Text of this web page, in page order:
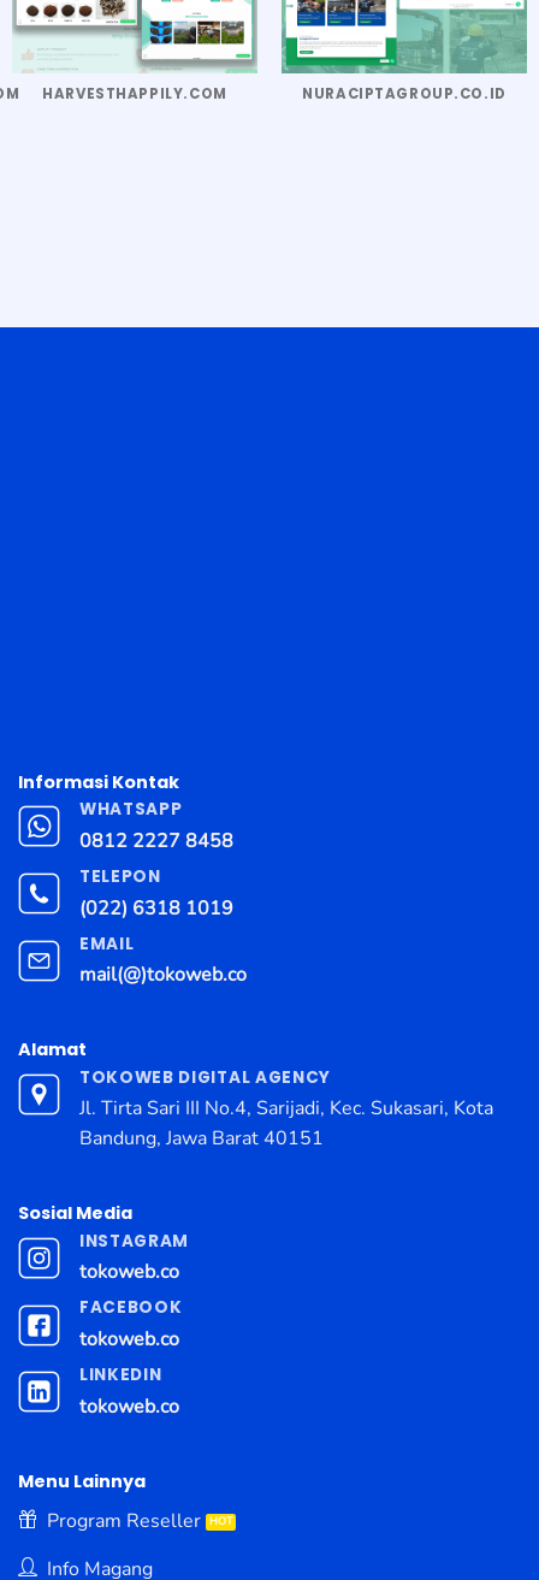
HARVESTHAPPILY.COM NURACIPTAGROUP.CO.ID
Informasi Kontak
WHATSAPP
0812 2227 8458
TELEPON
(022) 6318 1019
EMAIL
mail(@)tokoweb.co
Alamat
TOKOWEB DIGITAL AGENCY
Jl. Tirta Sari III No.4, Sarijadi, Kec. Sukasari, Kota
Bandung, Jawa Barat 40151
Sosial Media
INSTAGRAM
tokoweb.co
FACEBOOK
tokoweb.co
LINKEDIN
tokoweb.co
Menu Lainnya
Program Reseller
Info Magang